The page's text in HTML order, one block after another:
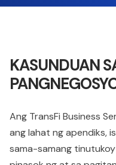
KASUNDUAN
Ang TransFi Business
ang lahat ng apendiks,
sama-samang tinutukoy